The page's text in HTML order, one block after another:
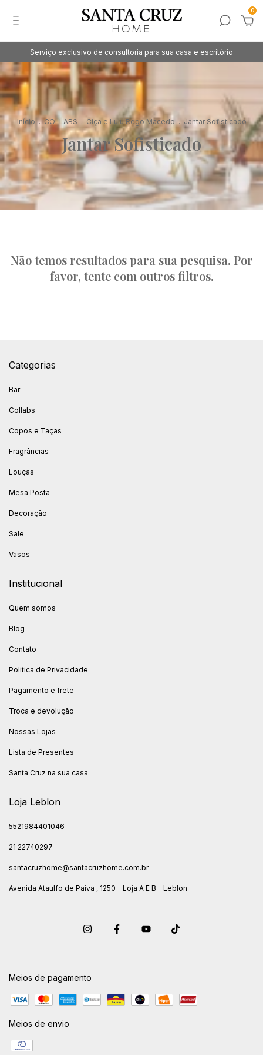
0
Serviço exclusivo de consultoria para sua casa e escritório
Início . COLLABS . Ciça e Lulu Rego Macedo . Jantar Sofisticado
Jantar Sofisticado
Não temos resultados para sua pesquisa. Por
favor, tente com outros filtros.
Categorias
Bar
Collabs
Copos e Taças
Fragrâncias
Louças
Mesa Posta
Decoração
Sale
Vasos
Institucional
Quem somos
Blog
Contato
Politica de Privacidade
Pagamento e frete
Troca e devolução
Nossas Lojas
Lista de Presentes
Santa Cruz na sua casa
Loja Leblon
5521984401046
21 22740297
santacruzhome@santacruzhome.com.br
Avenida Ataulfo de Paiva , 1250 - Loja A E B - Leblon
Meios de pagamento
Meios de envio